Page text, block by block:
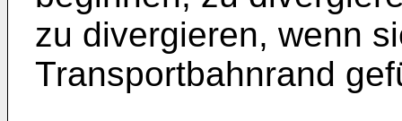
zu divergieren, wenn
Transportbahnrand